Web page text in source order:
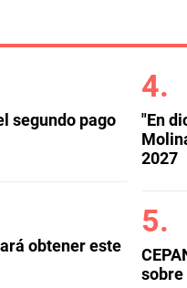
segundo pago
obtener este
"En
2027
sobre